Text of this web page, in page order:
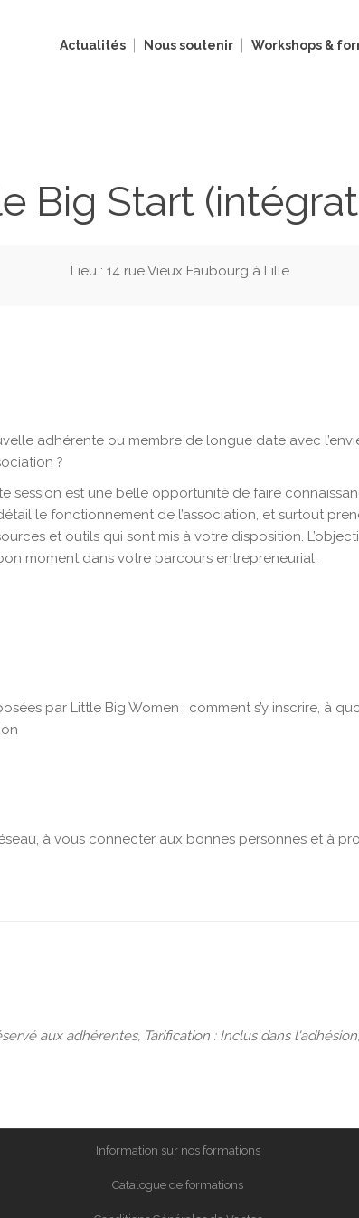
Actualités Nous soutenir Workshops &
Big Start
Lieu : 14 rue Vieux Faubourg à Lille
adhérente ou membre de longue date avec
?
session est une belle opportunité de faire
le fonctionnement de l’association, et surtout
et outils qui sont mis à votre disposition.
moment dans votre parcours entrepreneurial.
par Little Big Women : comment s’y inscrire, à
à vous connecter aux bonnes personnes et à
aux adhérentes, Tarification : Inclus dans
Information sur nos formations
Catalogue de formations